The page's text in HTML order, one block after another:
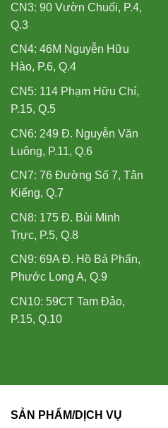
CN3: 90 Vườn Chuối, P.4,
Q.3
CN4: 46M Nguyễn Hữu
Hào, P.6, Q.4
CN5: 114 Phạm Hữu Chí,
P.15, Q.5
CN6: 249 Đ. Nguyễn Văn
Luông, P.11, Q.6
CN7: 76 Đường Số 7, Tân
Kiểng, Q.7
CN8: 175 Đ. Bùi Minh
Trực, P.5, Q.8
CN9: 69A Đ. Hồ Bá Phấn,
Phước Long A, Q.9
CN10: 59CT Tam Đảo,
P.15, Q.10
SẢN PHẨM/DỊCH VỤ